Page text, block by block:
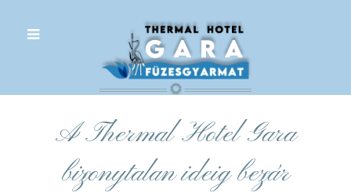
A Thermal Hotel Gara
bizonytalan ideig bezár